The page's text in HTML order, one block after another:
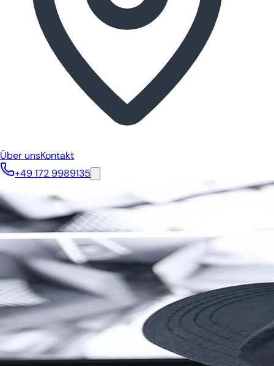
Über unsKontakt
+49 172 9989135